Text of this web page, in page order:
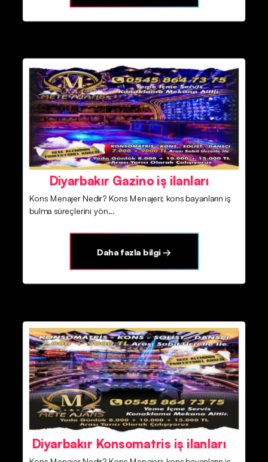
Diyarbakır Gazino iş ilanları
Kons Menajer Nedir? Kons Menajeri; kons bayanların iş
bulma süreçlerini yön...
Daha fazla bilgi →
Diyarbakır Konsomatris iş ilanları